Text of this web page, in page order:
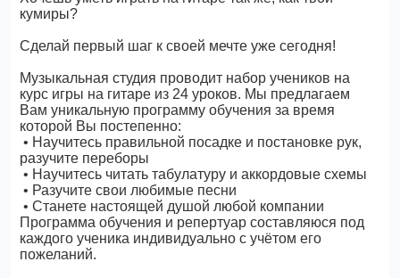
кумиры?
Сделай первый шаг к своей мечте уже сегодня!
Музыкальная студия проводит набор учеников на
курс игры на гитаре из 24 уроков. Мы предлагаем
Вам уникальную программу обучения за время
которой Вы постепенно:
• Научитесь правильной посадке и постановке рук,
разучите переборы
• Научитесь читать табулатуру и аккордовые схемы
• Разучите свои любимые песни
• Станете настоящей душой любой компании
Программа обучения и репертуар составляюся под
каждого ученика индивидуально с учётом его
пожеланий.